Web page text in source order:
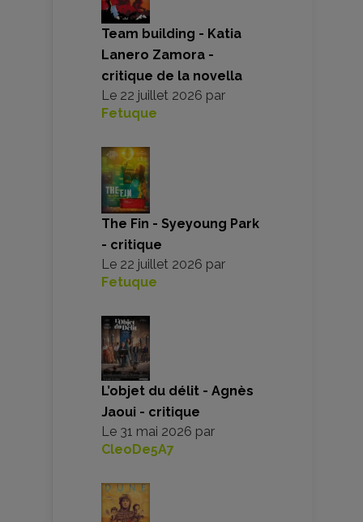
Team building - Katia
Lanero Zamora -
critique de la novella
Le 22 juillet 2026 par
Fetuque
The Fin - Syeyoung Park
- critique
Le 22 juillet 2026 par
Fetuque
L’objet du délit - Agnès
Jaoui - critique
Le 31 mai 2026 par
CleoDe5A7